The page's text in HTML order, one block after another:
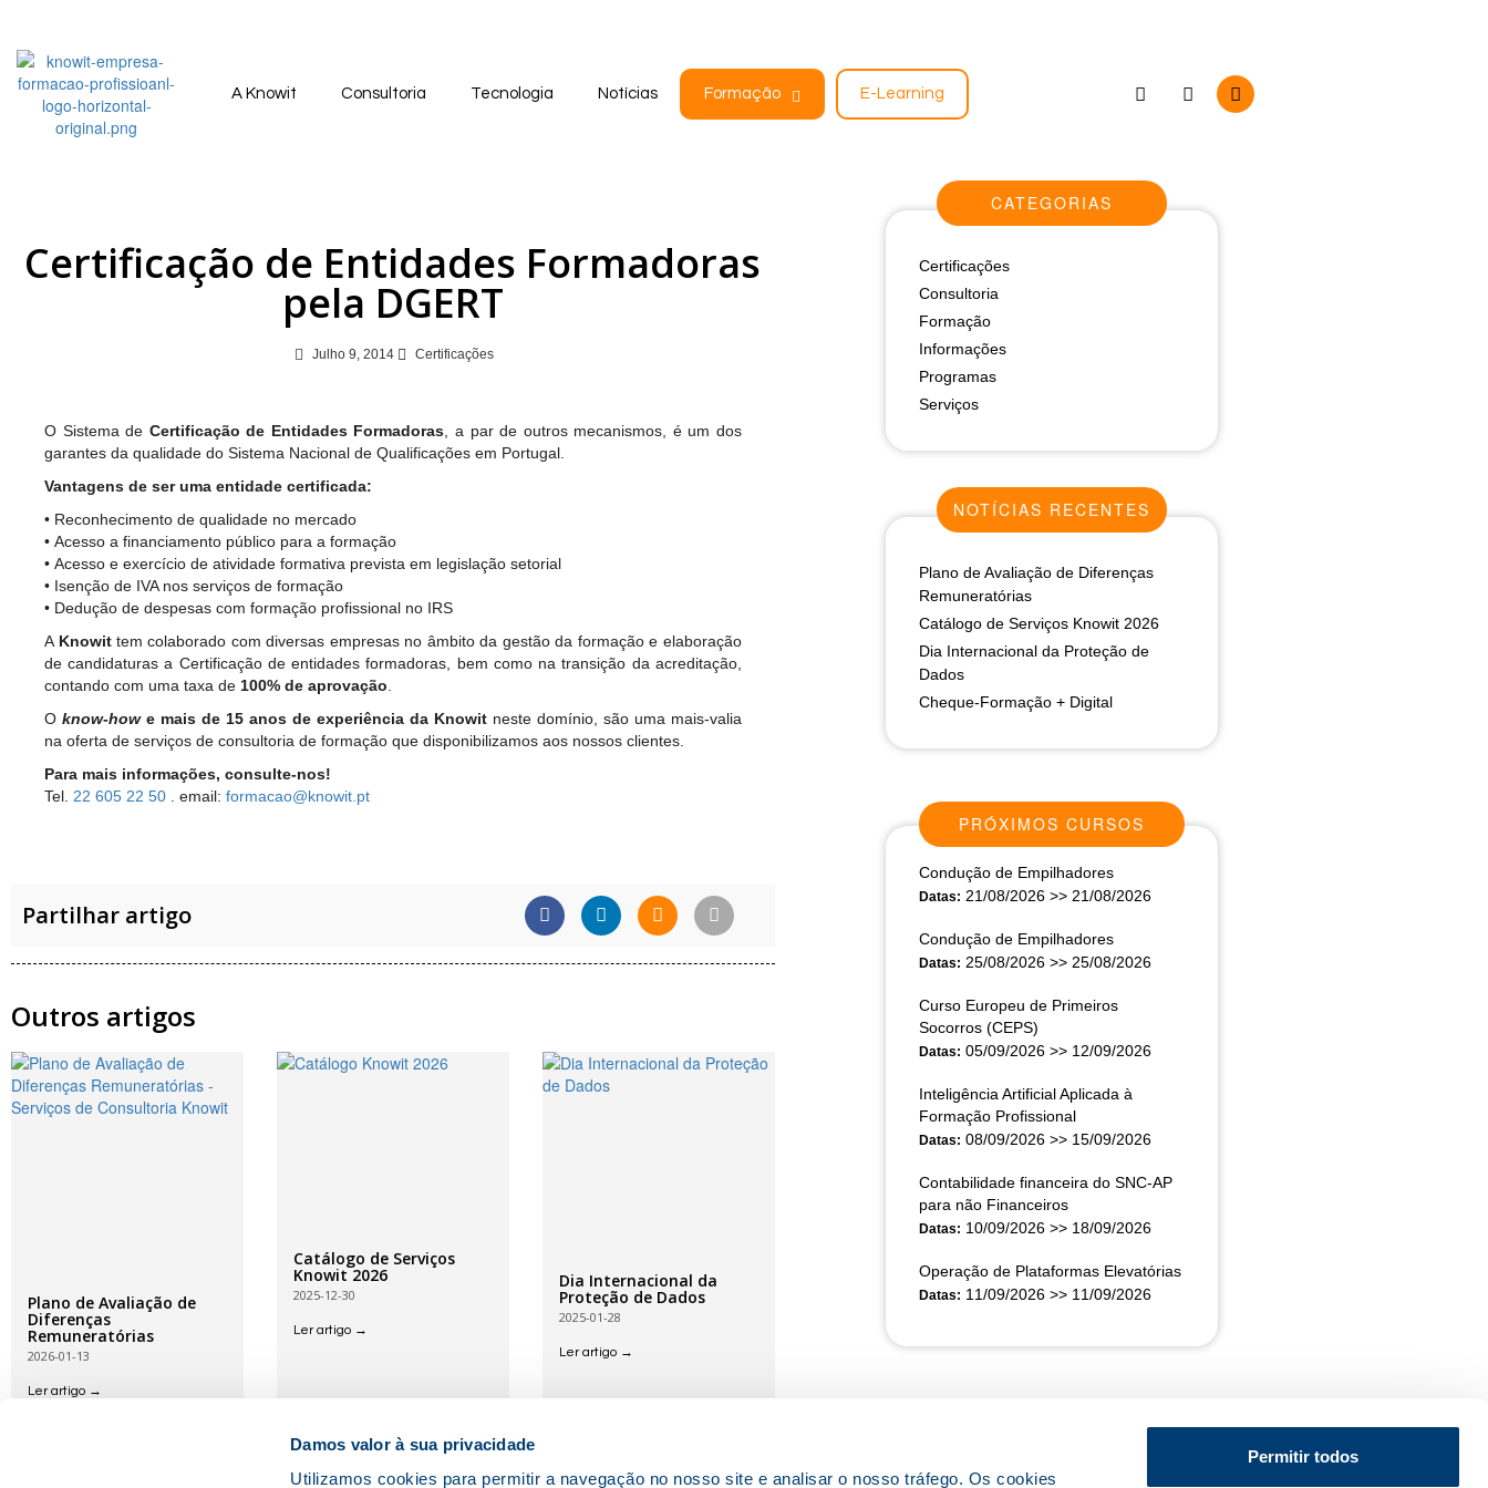
Damos valor à sua privacidade
Utilizamos cookies para permitir a navegação no nosso site e analisar o nosso tráfego. Os cookies
Permitir todos
A Knowit Consultoria Tecnologia Notícias Formação E-Learning
Certificação de Entidades Formadoras
pela DGERT
Julho 9, 2014 Certificações
O Sistema de Certificação de Entidades Formadoras , a par de outros mecanismos, é um dos
garantes da qualidade do Sistema Nacional de Qualificações em Portugal.
Vantagens de ser uma entidade certificada:
• Reconhecimento de qualidade no mercado
• Acesso a financiamento público para a formação
• Acesso e exercício de atividade formativa prevista em legislação setorial
• Isenção de IVA nos serviços de formação
• Dedução de despesas com formação profissional no IRS
A Knowittem colaborado com diversas empresas no âmbito da gestão da formação e elaboração
de candidaturas a Certificação de entidades formadoras, bem como na transição da acreditação,
contando com uma taxa de 100% de aprovação
O know-howe mais de 15 anos de experiência da Knowit neste domínio, são uma mais-valia
na oferta de serviços de consultoria de formação que disponibilizamos aos nossos clientes.
Para mais informações, consulte-nos!
Tel. 22 605 22 50 . email: formacao@knowit.pt
Partilhar artigo
Outros artigos
Plano de Avaliação de
Diferenças
Remuneratórias
2026-01-13
Ler artigo →
Catálogo de Serviços
Knowit 2026
2025-12-30
Ler artigo →
Dia Internacional da
Proteção de Dados
2025-01-28
Ler artigo →
CATEGORIAS
Certificações
Consultoria
Formação
Informações
Programas
Serviços
NOTÍCIAS RECENTES
Plano de Avaliação de Diferenças
Remuneratórias
Catálogo de Serviços Knowit 2026
Dia Internacional da Proteção de
Dados
Cheque-Formação + Digital
PRÓXIMOS CURSOS
Condução de Empilhadores
Datas: 21/08/2026 >>21/08/2026
Condução de Empilhadores
Datas: 25/08/2026 >>25/08/2026
Curso Europeu de Primeiros
Socorros (CEPS)
Datas: 05/09/2026 >>12/09/2026
Inteligência Artificial Aplicada à
Formação Profissional
Datas: 08/09/2026 >>15/09/2026
Contabilidade financeira do SNC-AP
para não Financeiros
Datas: 10/09/2026 >>18/09/2026
Operação de Plataformas Elevatórias
Datas: 11/09/2026 >>11/09/2026